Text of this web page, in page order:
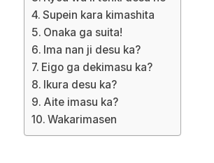
Supein kara kimashita
Onaka ga suita!
Ima nan ji desu ka?
Eigo ga dekimasu ka?
Ikura desu ka?
Aite imasu ka?
Wakarimasen